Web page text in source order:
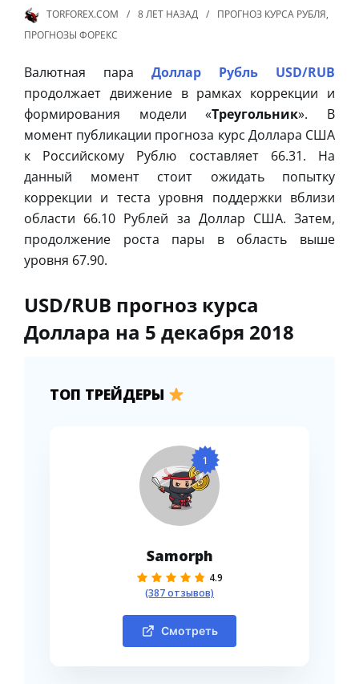
TORFOREX.COM 8 ЛЕТ НАЗАД ПРОГНОЗ КУРСА РУБЛЯ,
ПРОГНОЗЫ ФОРЕКС
Валютная пара Доллар Рубль USD/RUB
продолжает движение в рамках коррекции и
формирования модели «Треугольник». В
момент публикации прогноза курс Доллара США
к Российскому Рублю составляет 66.31. На
данный момент стоит ожидать попытку
коррекции и теста уровня поддержки вблизи
области 66.10 Рублей за Доллар США. Затем,
продолжение роста пары в область выше
уровня 67.90.
USD/RUB прогноз курса
Доллара на 5 декабря 2018
ТОП ТРЕЙДЕРЫ
1
Samorph
4.9
(387 отзывов)
Смотреть